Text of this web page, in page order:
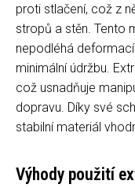
proti stlačení, což z
stropů a stěn. Tento
nepodléhá
minimální údržbu.
což usnadňuje
dopravu. Díky své
stabilní materiál
Výhody použití